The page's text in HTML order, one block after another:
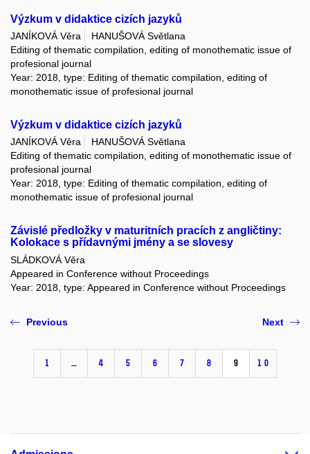
Výzkum v didaktice cizích jazyků
JANÍKOVÁ Věra
HANUŠOVÁ Světlana
Editing of thematic compilation, editing of monothematic issue of
profesional journal
Year: 2018, type: Editing of thematic compilation, editing of
monothematic issue of profesional journal
Výzkum v didaktice cizích jazyků
JANÍKOVÁ Věra
HANUŠOVÁ Světlana
Editing of thematic compilation, editing of monothematic issue of
profesional journal
Year: 2018, type: Editing of thematic compilation, editing of
monothematic issue of profesional journal
Závislé předložky v maturitních pracích z angličtiny:
Kolokace s přídavnými jmény a se slovesy
SLÁDKOVÁ Věra
Appeared in Conference without Proceedings
Year: 2018, type: Appeared in Conference without Proceedings
Previous
1 … 4 5 6 7 8 9 10
Next